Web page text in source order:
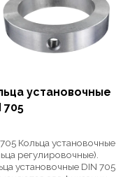
установочные
705
Кольца установочные
регулировочные).
установочные DIN 705